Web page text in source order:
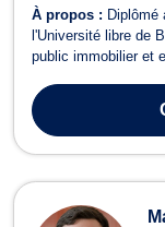
À propos :
l'Université libre de
public immobilier et
distinction. Maître
en droi...